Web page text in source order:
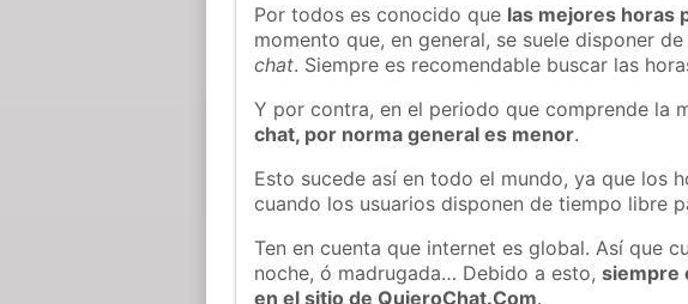
Por todos es conocido que las mejores horas
momento que, en general, se suele disponer
chat. Siempre es recomendable buscar las
Y por contra, en el periodo que comprende la
chat, por norma general es menor.
Esto sucede así en todo el mundo, ya que los
cuando los usuarios disponen de tiempo libre
Ten en cuenta que internet es global. Así que
noche, ó madrugada… Debido a esto,siempre
en el sitio de QuieroChat.Com.